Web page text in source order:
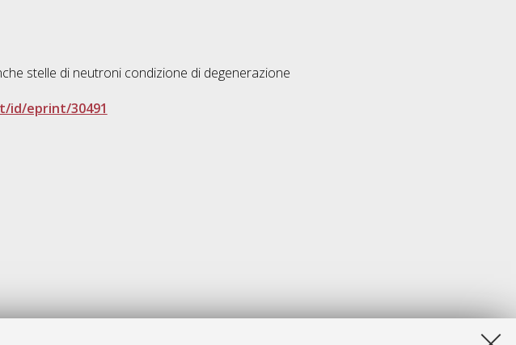
stelle di neutroni condizione di degenerazione
id/eprint/30491